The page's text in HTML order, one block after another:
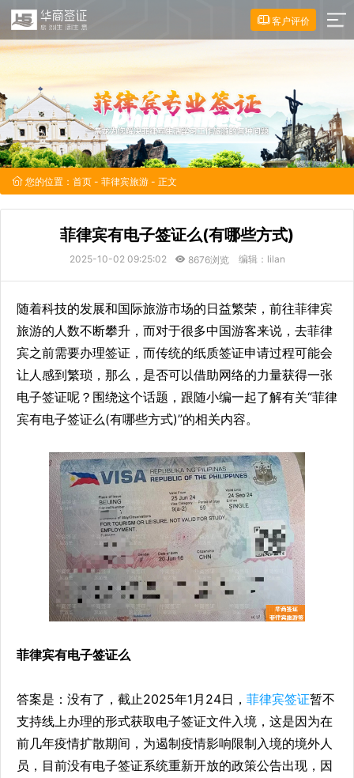
客户评价
您的位置： 首页 - 菲律宾旅游 - 正文
菲律宾有电子签证么(有哪些方式)
2025-10-02 09:25:02 8676浏览 编辑：lilan
随着科技的发展和国际旅游市场的日益繁荣，前往菲律宾
旅游的人数不断攀升，而对于很多中国游客来说，去菲律
宾之前需要办理签证，而传统的纸质签证申请过程可能会
让人感到繁琐，那么，是否可以借助网络的力量获得一张
电子签证呢？围绕这个话题，跟随小编一起了解有关“菲律
宾有电子签证么(有哪些方式)”的相关内容。
菲律宾有电子签证么
答案是：没有了，截止2025年1月24日， 菲律宾签证暂不
支持线上办理的形式获取电子签证文件入境，这是因为在
前几年疫情扩散期间，为遏制疫情影响限制入境的境外人
员，目前没有电子签证系统重新开放的政策公告出现，因